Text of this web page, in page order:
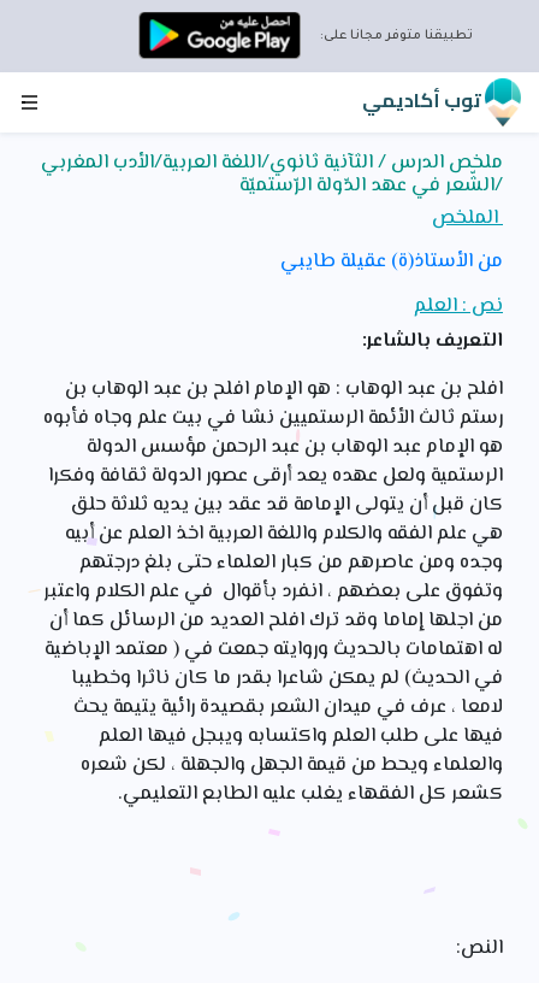
تطبيقنا متوفر مجانا على:
توب أكاديمي
ملخص الدرس / الثآنية ثانوي/اللغة العربية/الأدب المغربي
/الشّعر في عهد الدّولة الرّستميّة
الملخص
من الأستاذ(ة) عقيلة طايبي
نص : العلم
التعريف بالشاعر:
افلح بن عبد الوهاب : هو الإمام افلح بن عبد الوهاب بن
رستم ثالث الأئمة الرستميين نشا في بيت علم وجاه فأبوه
هو الإمام عبد الوهاب بن عبد الرحمن مؤسس الدولة
الرستمية ولعل عهده يعد أرقى عصور الدولة ثقافة وفكرا
كان قبل أن يتولى الإمامة قد عقد بين يديه ثلاثة حلق
هي علم الفقه والكلام واللغة العربية اخذ العلم عن أبيه
وجده ومن عاصرهم من كبار العلماء حتى بلغ درجتهم
وتفوق على بعضهم ، انفرد بأقوال في علم الكلام واعتبر
من اجلها إماما وقد ترك افلح العديد من الرسائل كما أن
له اهتمامات بالحديث وروايته جمعت في ( معتمد الإباضية
في الحديث) لم يمكن شاعرا بقدر ما كان ناثرا وخطيبا
لامعا ، عرف في ميدان الشعر بقصيدة رائية يتيمة يحث
فيها على طلب العلم واكتسابه ويبجل فيها العلم
والعلماء ويحط من قيمة الجهل والجهلة ، لكن شعره
كشعر كل الفقهاء يغلب عليه الطابع التعليمي.
النص:
تحميل تطبيق توب أكاديمي
اقتصد الإنترنت و إستمتع بتطبيق توب أكاديمي
بإستعمال التطبيق للمراجعة ستوفر الإنترنت و تتمتع بمحتوى
غني يمكنك من التفوق في الدراسة
إضغط على زر التحميل الان لتلتحق بالتلاميذ الذين يتفوقون
بفضل التطبيق توب أكاديمي
تطبيق ١٠٠% جزائري و موافق للبرنامج الدراسي
تحميل التطبيق توب أكاديمي